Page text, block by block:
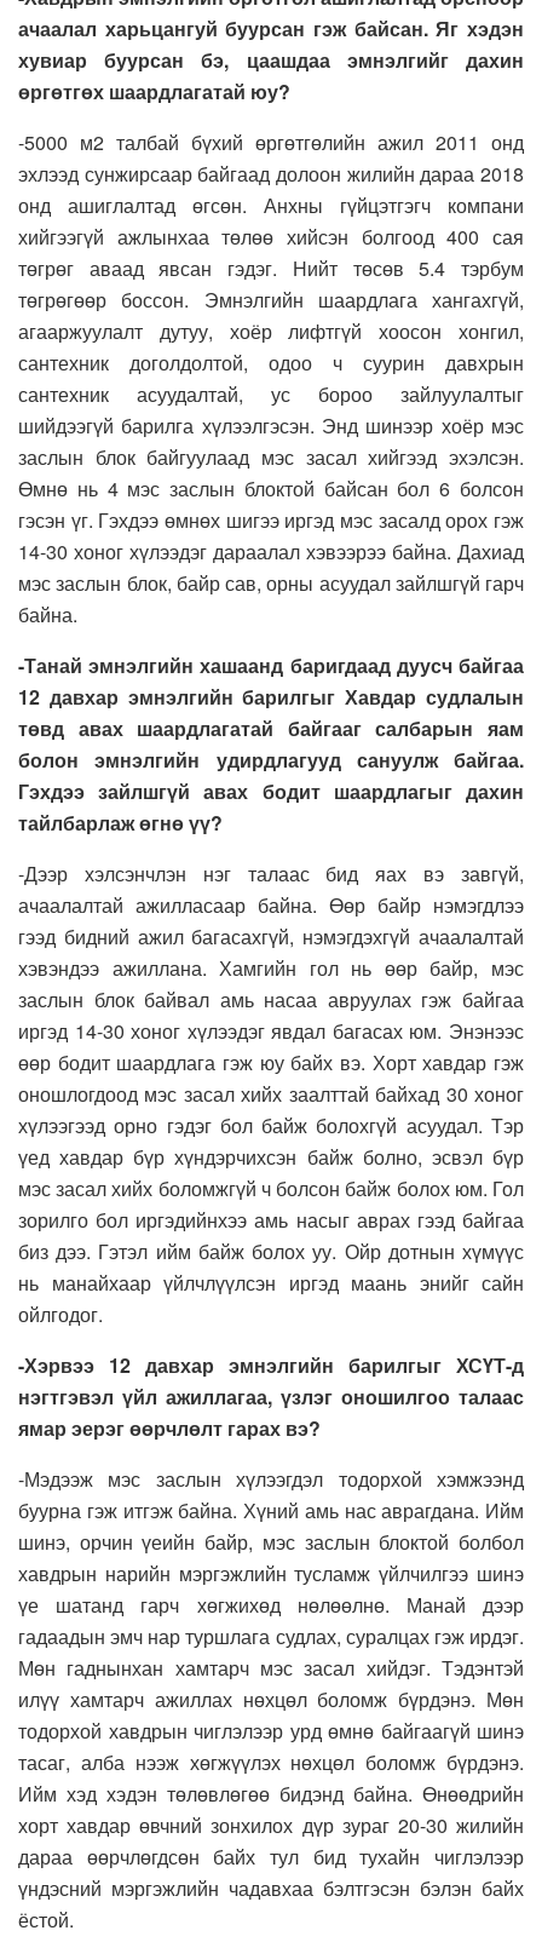
ачаалал харьцангуй буурсан гэж байсан. Яг хэдэн
хувиар буурсан бэ, цаашдаа эмнэлгийг дахин
өргөтгөх шаардлагатай юу?
-5000 м2 талбай бүхий өргөтгөлийн ажил 2011 онд
эхлээд сунжирсаар байгаад долоон жилийн дараа 2018
онд ашиглалтад өгсөн. Анхны гүйцэтгэгч компани
хийгээгүй ажлынхаа төлөө хийсэн болгоод 400 сая
төгрөг аваад явсан гэдэг. Нийт төсөв 5.4 тэрбум
төгрөгөөр боссон. Эмнэлгийн шаардлага хангахгүй,
агааржуулалт дутуу, хоёр лифтгүй хоосон хонгил,
сантехник доголдолтой, одоо ч суурин давхрын
сантехник асуудалтай, ус бороо зайлуулалтыг
шийдээгүй барилга хүлээлгэсэн. Энд шинээр хоёр мэс
заслын блок байгуулаад мэс засал хийгээд эхэлсэн.
Өмнө нь 4 мэс заслын блоктой байсан бол 6 болсон
гэсэн үг. Гэхдээ өмнөх шигээ иргэд мэс засалд орох гэж
14-30 хоног хүлээдэг дараалал хэвээрээ байна. Дахиад
мэс заслын блок, байр сав, орны асуудал зайлшгүй гарч
байна.
-Танай эмнэлгийн хашаанд баригдаад дуусч байгаа
12 давхар эмнэлгийн барилгыг Хавдар судлалын
төвд авах шаардлагатай байгааг салбарын яам
болон эмнэлгийн удирдлагууд сануулж байгаа.
Гэхдээ зайлшгүй авах бодит шаардлагыг дахин
тайлбарлаж өгнө үү?
-Дээр хэлсэнчлэн нэг талаас бид яах вэ завгүй,
ачаалалтай ажилласаар байна. Өөр байр нэмэгдлээ
гээд бидний ажил багасахгүй, нэмэгдэхгүй ачаалалтай
хэвэндээ ажиллана. Хамгийн гол нь өөр байр, мэс
заслын блок байвал амь насаа авруулах гэж байгаа
иргэд 14-30 хоног хүлээдэг явдал багасах юм. Энэнээс
өөр бодит шаардлага гэж юу байх вэ. Хорт хавдар гэж
оношлогдоод мэс засал хийх заалттай байхад 30 хоног
хүлээгээд орно гэдэг бол байж болохгүй асуудал. Тэр
үед хавдар бүр хүндэрчихсэн байж болно, эсвэл бүр
мэс засал хийх боломжгүй ч болсон байж болох юм. Гол
зорилго бол иргэдийнхээ амь насыг аврах гээд байгаа
биз дээ. Гэтэл ийм байж болох уу. Ойр дотнын хүмүүс
нь манайхаар үйлчлүүлсэн иргэд маань энийг сайн
ойлгодог.
-Хэрвээ 12 давхар эмнэлгийн барилгыг ХСҮТ-д
нэгтгэвэл үйл ажиллагаа, үзлэг оношилгоо талаас
ямар эерэг өөрчлөлт гарах вэ?
-Мэдээж мэс заслын хүлээгдэл тодорхой хэмжээнд
буурна гэж итгэж байна. Хүний амь нас аврагдана. Ийм
шинэ, орчин үеийн байр, мэс заслын блоктой болбол
хавдрын нарийн мэргэжлийн тусламж үйлчилгээ шинэ
үе шатанд гарч хөгжихөд нөлөөлнө. Манай дээр
гадаадын эмч нар туршлага судлах, суралцах гэж ирдэг.
Мөн гаднынхан хамтарч мэс засал хийдэг. Тэдэнтэй
илүү хамтарч ажиллах нөхцөл боломж бүрдэнэ. Мөн
тодорхой хавдрын чиглэлээр урд өмнө байгаагүй шинэ
тасаг, алба нээж хөгжүүлэх нөхцөл боломж бүрдэнэ.
Ийм хэд хэдэн төлөвлөгөө бидэнд байна. Өнөөдрийн
хорт хавдар өвчний зонхилох дүр зураг 20-30 жилийн
дараа өөрчлөгдсөн байх тул бид тухайн чиглэлээр
үндэсний мэргэжлийн чадавхаа бэлтгэсэн бэлэн байх
ёстой.